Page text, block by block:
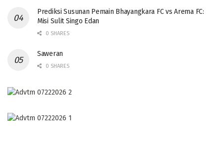
Prediksi Susunan Pemain Bhayangkara FC vs Arema FC:
Misi Sulit Singo Edan
0 SHARES
Saweran
0 SHARES